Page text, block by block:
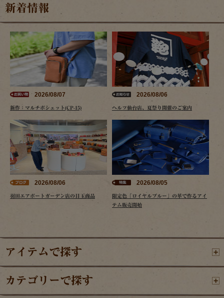
新着情報
2026/08/07
新作：マルチポシェット(CP-15)
2026/08/06
ヘルツ仙台店、夏祭り開催のご案内
2026/08/06
羽田エアポートガーデン店の目玉商品
2026/08/05
限定色「ロイヤルブルー」の革で作るアイ
テム販売開始
アイテムで探す
カテゴリーで探す